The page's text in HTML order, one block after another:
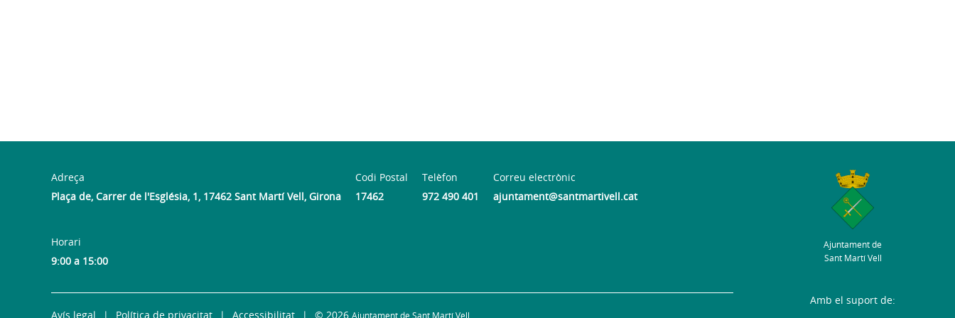
Adreça
Plaça de, Carrer de l'Església, 1, 17462 Sant Martí Vell, Girona
Codi Postal
17462
Telèfon
972 490 401
Correu electrònic
ajuntament@santmartivell.cat
Horari
9:00 a 15:00
Ajuntament de
Sant Martí Vell
Avís legal Política de privacitat Accessibilitat © 2026
Amb el suport de: